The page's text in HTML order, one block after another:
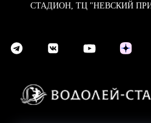
СТАДИОН, ТЦ "НЕВСКИЙ